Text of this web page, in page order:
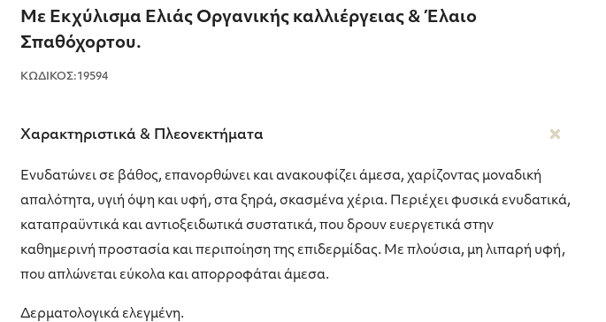
Με Εκχύλισμα Ελιάς Οργανικής καλλιέργειας & Έλαιο
Σπαθόχορτου.
ΚΩΔΙΚΟΣ:19594
Χαρακτηριστικά & Πλεονεκτήματα
Ενυδατώνει σε βάθος, επανορθώνει και ανακουφίζει άμεσα, χαρίζοντας μοναδική
απαλότητα, υγιή όψη και υφή, στα ξηρά, σκασμένα χέρια. Περιέχει φυσικά ενυδατικά,
καταπραϋντικά και αντιοξειδωτικά συστατικά, που δρουν ευεργετικά στην
καθημερινή προστασία και περιποίηση της επιδερμίδας. Με πλούσια, μη λιπαρή υφή,
που απλώνεται εύκολα και απορροφάται άμεσα.
Δερματολογικά ελεγμένη.